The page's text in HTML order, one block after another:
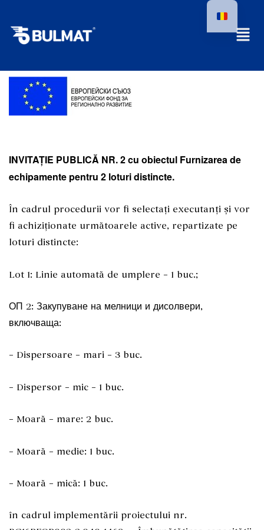
INVITAȚIE PUBLICĂ NR. 2 cu obiectul Furnizarea de
echipamente pentru 2 loturi distincte.
În cadrul procedurii vor fi selectați executanți și vor
fi achiziționate următoarele active, repartizate pe
loturi distincte:
Lot 1: Linie automată de umplere – 1 buc.;
ОП 2: Закупуване на мелници и дисолвери,
включваща:
– Dispersoare – mari – 3 buc.
– Dispersor – mic – 1 buc.
– Moară – mare: 2 buc.
– Moară – medie: 1 buc.
– Moară – mică: 1 buc.
în cadrul implementării proiectului nr.